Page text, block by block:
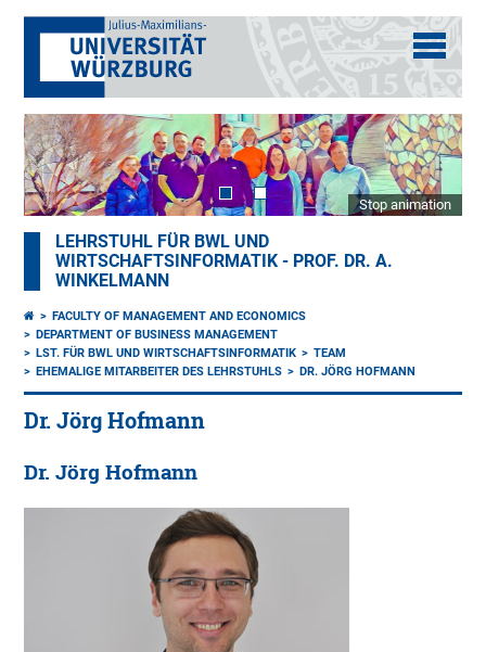
Stop animation
LEHRSTUHL FÜR BWL UND
WIRTSCHAFTSINFORMATIK - PROF. DR. A.
WINKELMANN
FACULTY OF MANAGEMENT AND ECONOMICS
DEPARTMENT OF BUSINESS MANAGEMENT
LST. FÜR BWL UND WIRTSCHAFTSINFORMATIK
TEAM
EHEMALIGE MITARBEITER DES LEHRSTUHLS
DR. JÖRG HOFMANN
Dr. Jörg Hofmann
Dr. Jörg Hofmann